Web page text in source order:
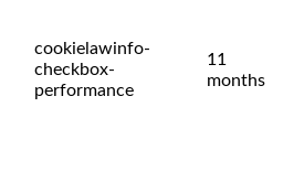
cookielawinfo-
checkbox-
performance
11
months